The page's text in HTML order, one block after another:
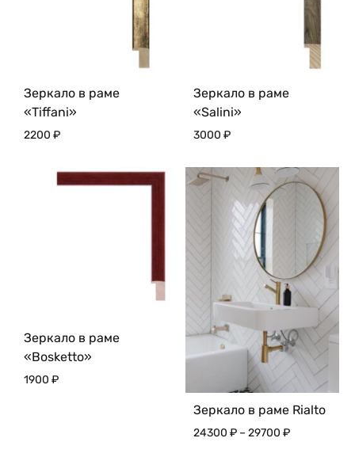
Зеркало в раме
«Tiffani»
2200 ₽
Зеркало в раме
«Salini»
3000 ₽
Зеркало в раме
«Bosketto»
1900 ₽
Зеркало в раме Rialto
24300 ₽ – 29700 ₽Диапазон